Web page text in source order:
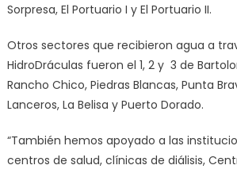
Sorpresa, El Portuario I y El Portuario II.
Otros sectores que recibieron agua a
HidroDráculas fueron el 1, 2 y 3 de
Rancho Chico, Piedras Blancas, Punta
Lanceros, La Belisa y Puerto Dorado.
“También hemos apoyado a las
centros de salud, clínicas de diálisis,